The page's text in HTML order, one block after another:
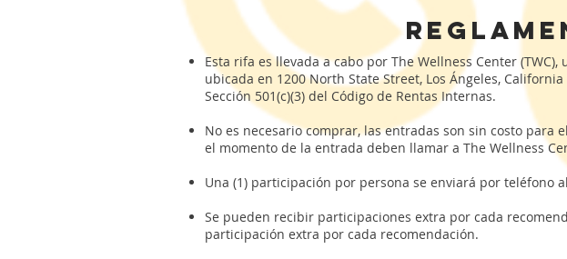
Esta rifa es llevada a cabo por The Wellness Center
ubicada en 1200 North State Street, Los Ángeles,
Sección 501(c)(3) del Código de Rentas Internas.
No es necesario comprar, las entradas son sin costo para
el momento de la entrada deben llamar a The Wellness
Una (1) participación por persona se enviará por teléfono
Se pueden recibir participaciones extra por cada
participación extra por cada recomendación.